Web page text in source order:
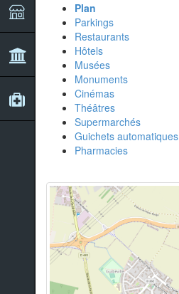
Plan
Parkings
Restaurants
Hôtels
Musées
Monuments
Cinémas
Théâtres
Supermarchés
Guichets automatiques
Pharmacies